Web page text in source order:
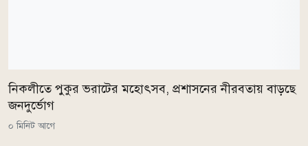
নিকলীতে পুকুর ভরাটের মহোৎসব, প্রশাসনের নীরবতায় বাড়ছে
জনদুর্ভোগ
০ মিনিট আগে